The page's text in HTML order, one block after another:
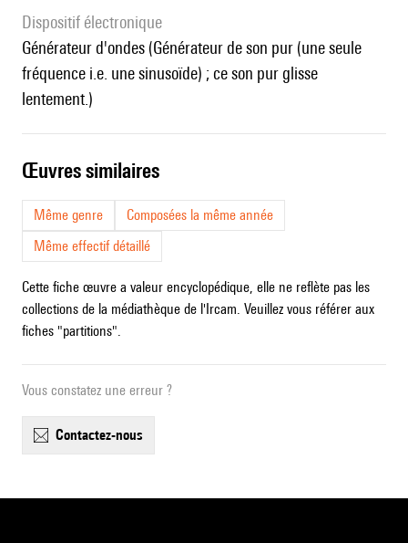
Dispositif électronique
générateur d'ondes (Générateur de son pur (une seule
fréquence i.e. une sinusoïde) ; ce son pur glisse
lentement.)
œuvres similaires
Même genre
Composées la même année
Même effectif détaillé
Cette fiche œuvre a valeur encyclopédique, elle ne reflète pas les
collections de la médiathèque de l'Ircam. Veuillez vous référer aux
fiches "partitions".
Vous constatez une erreur ?
contactez-nous